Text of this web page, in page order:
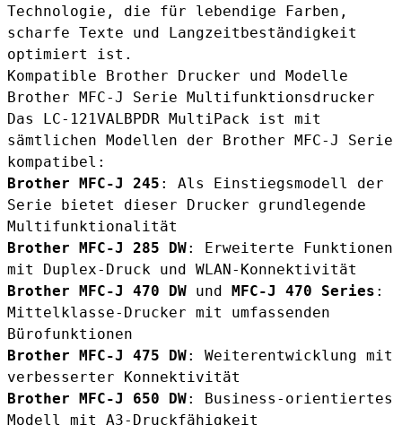
Technologie, die für lebendige Farben,
scharfe Texte und Langzeitbeständigkeit
optimiert ist.
Kompatible Brother Drucker und Modelle
Brother MFC-J Serie Multifunktionsdrucker
Das LC-121VALBPDR MultiPack ist mit
sämtlichen Modellen der Brother MFC-J Serie
kompatibel:
Brother MFC-J 245 : Als Einstiegsmodell der
Serie bietet dieser Drucker grundlegende
Multifunktionalität
Brother MFC-J 285 DW: Erweiterte Funktionen
mit Duplex-Druck und WLAN-Konnektivität
Brother MFC-J 470 DW und MFC-J 470 Series :
Mittelklasse-Drucker mit umfassenden
Bürofunktionen
Brother MFC-J 475 DW: Weiterentwicklung mit
verbesserter Konnektivität
Brother MFC-J 650 DW: Business-orientiertes
Modell mit A3-Druckfähigkeit